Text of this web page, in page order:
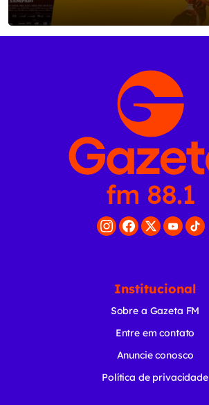
Institucional
Sobre a Gazeta FM
Entre em contato
Anuncie conosco
Política de privacidade